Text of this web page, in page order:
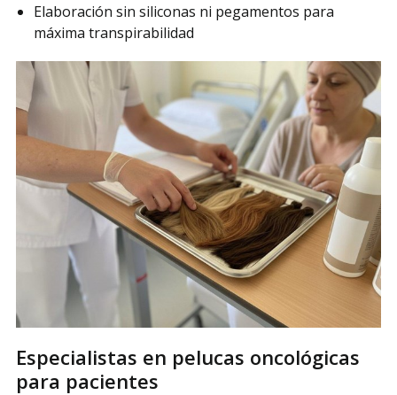
Elaboración sin siliconas ni pegamentos para
máxima transpirabilidad
Especialistas en pelucas oncológicas
para pacientes